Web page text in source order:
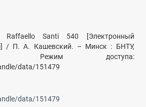
Santi 540 [Электронный
/ П. А. Кашевский. – Минск : БНТУ,
доступа:
data/151479
data/151479